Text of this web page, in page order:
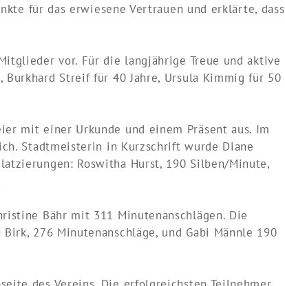
für das erwiesene Vertrauen und erklärte, dass
vor. Für die langjährige Treue und aktive
Burkhard Streif für 40 Jahre, Ursula Kimmig für 50
mit einer Urkunde und einem Präsent aus. Im
Stadtmeisterin in Kurzschrift wurde Diane
Roswitha Hurst, 190 Silben/Minute,
Bähr mit 311 Minutenanschlägen. Die
276 Minutenanschläge, und Gabi Männle 190